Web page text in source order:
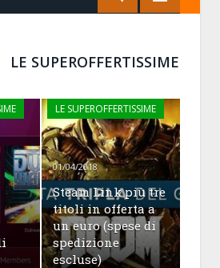
LE SUPEROFFERTISSIME
LE SUPEROFFERTISSIME
01/04/2018
Steam Link più tre
titoli in offerta a
un euro (spese di
spedizione
escluse)